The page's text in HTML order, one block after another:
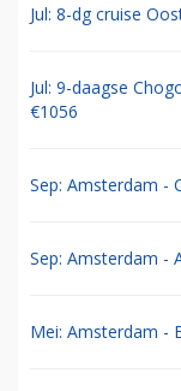
Jul: 8-dg cruise
Jul: 9-daagse
€1056
Sep: Amsterdam -
Sep: Amsterdam -
Mei: Amsterdam -